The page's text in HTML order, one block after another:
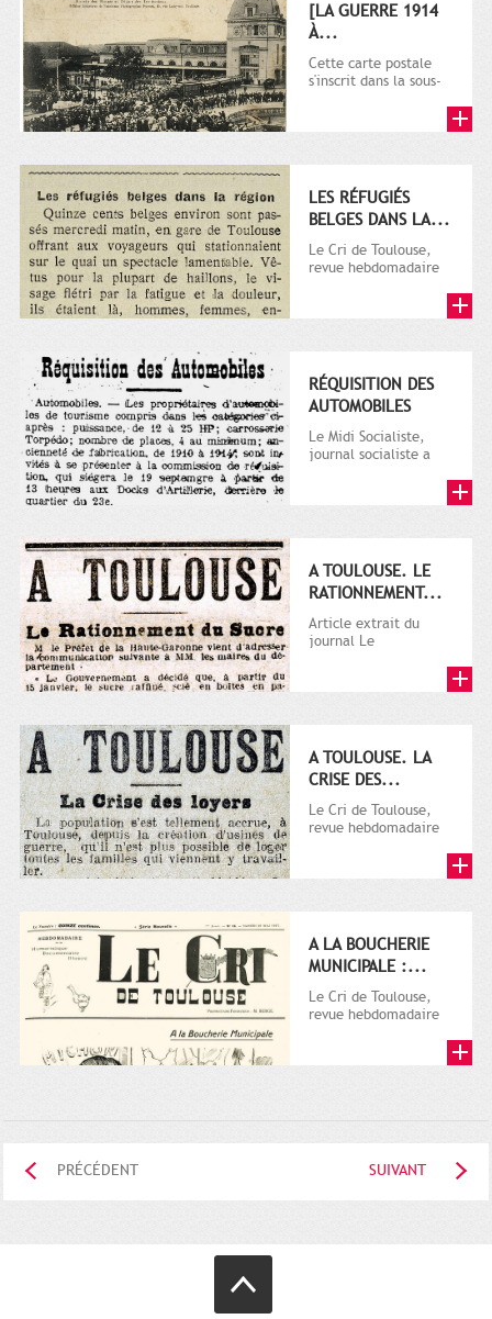
[LA GUERRE 1914
À...
Cette carte postale
s'inscrit dans la sous-
plusieurs milliers de...
LES RÉFUGIÉS
BELGES DANS LA...
Le Cri de Toulouse,
revue hebdomadaire
puis...
RÉQUISITION DES
AUTOMOBILES
Le Midi Socialiste,
journal socialiste a
A TOULOUSE. LE
RATIONNEMENT...
Article extrait du
journal Le
A TOULOUSE. LA
CRISE DES...
Le Cri de Toulouse,
revue hebdomadaire
A LA BOUCHERIE
MUNICIPALE :...
Le Cri de Toulouse,
revue hebdomadaire
PRÉCÉDENT SUIVANT